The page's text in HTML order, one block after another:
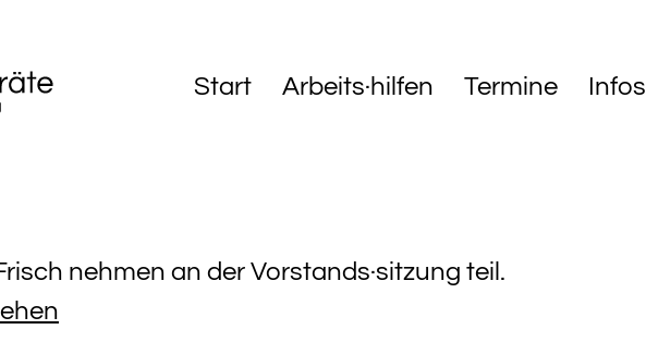
Start Arbeits·hilfen Termine Infos
nehmen an der Vorstands·sitzung teil.